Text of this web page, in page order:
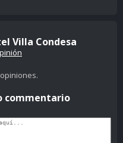
Villa Condesa
commentario